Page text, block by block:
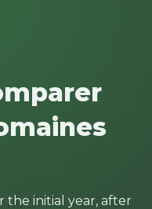
the initial year, after